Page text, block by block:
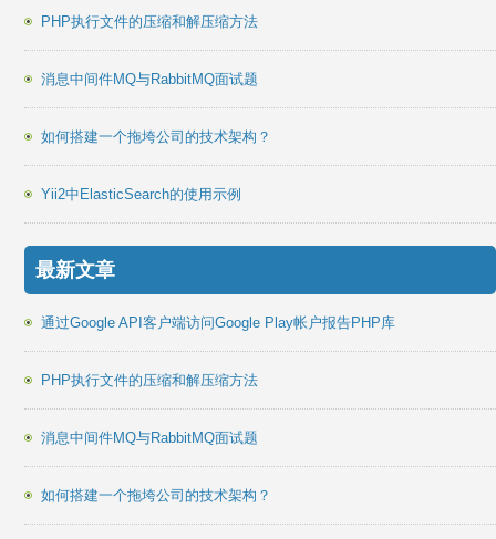
PHP执行文件的压缩和解压缩方法
消息中间件MQ与RabbitMQ面试题
如何搭建一个拖垮公司的技术架构？
Yii2中ElasticSearch的使用示例
最新文章
通过Google API客户端访问Google Play帐户报告PHP库
PHP执行文件的压缩和解压缩方法
消息中间件MQ与RabbitMQ面试题
如何搭建一个拖垮公司的技术架构？